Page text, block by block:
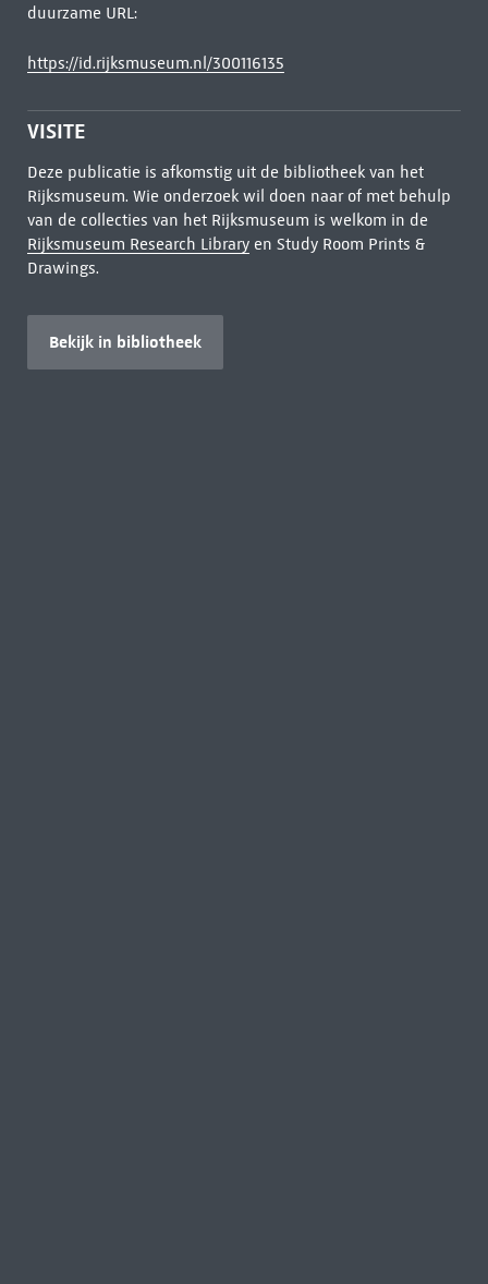
duurzame URL:
https://id.rijksmuseum.nl/300116135
VISITE
Deze publicatie is afkomstig uit de bibliotheek van het
Rijksmuseum. Wie onderzoek wil doen naar of met behulp
van de collecties van het Rijksmuseum is welkom in de
Rijksmuseum Research Libraryen Study Room Prints &
Drawings.
Bekijk in bibliotheek